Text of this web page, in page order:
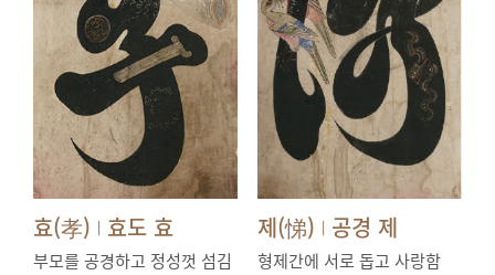
효(孝) | 효도 효
부모를 공경하고 정성껏 섬김
제(悌) | 공경 제
형제간에 서로 돕고 사랑함